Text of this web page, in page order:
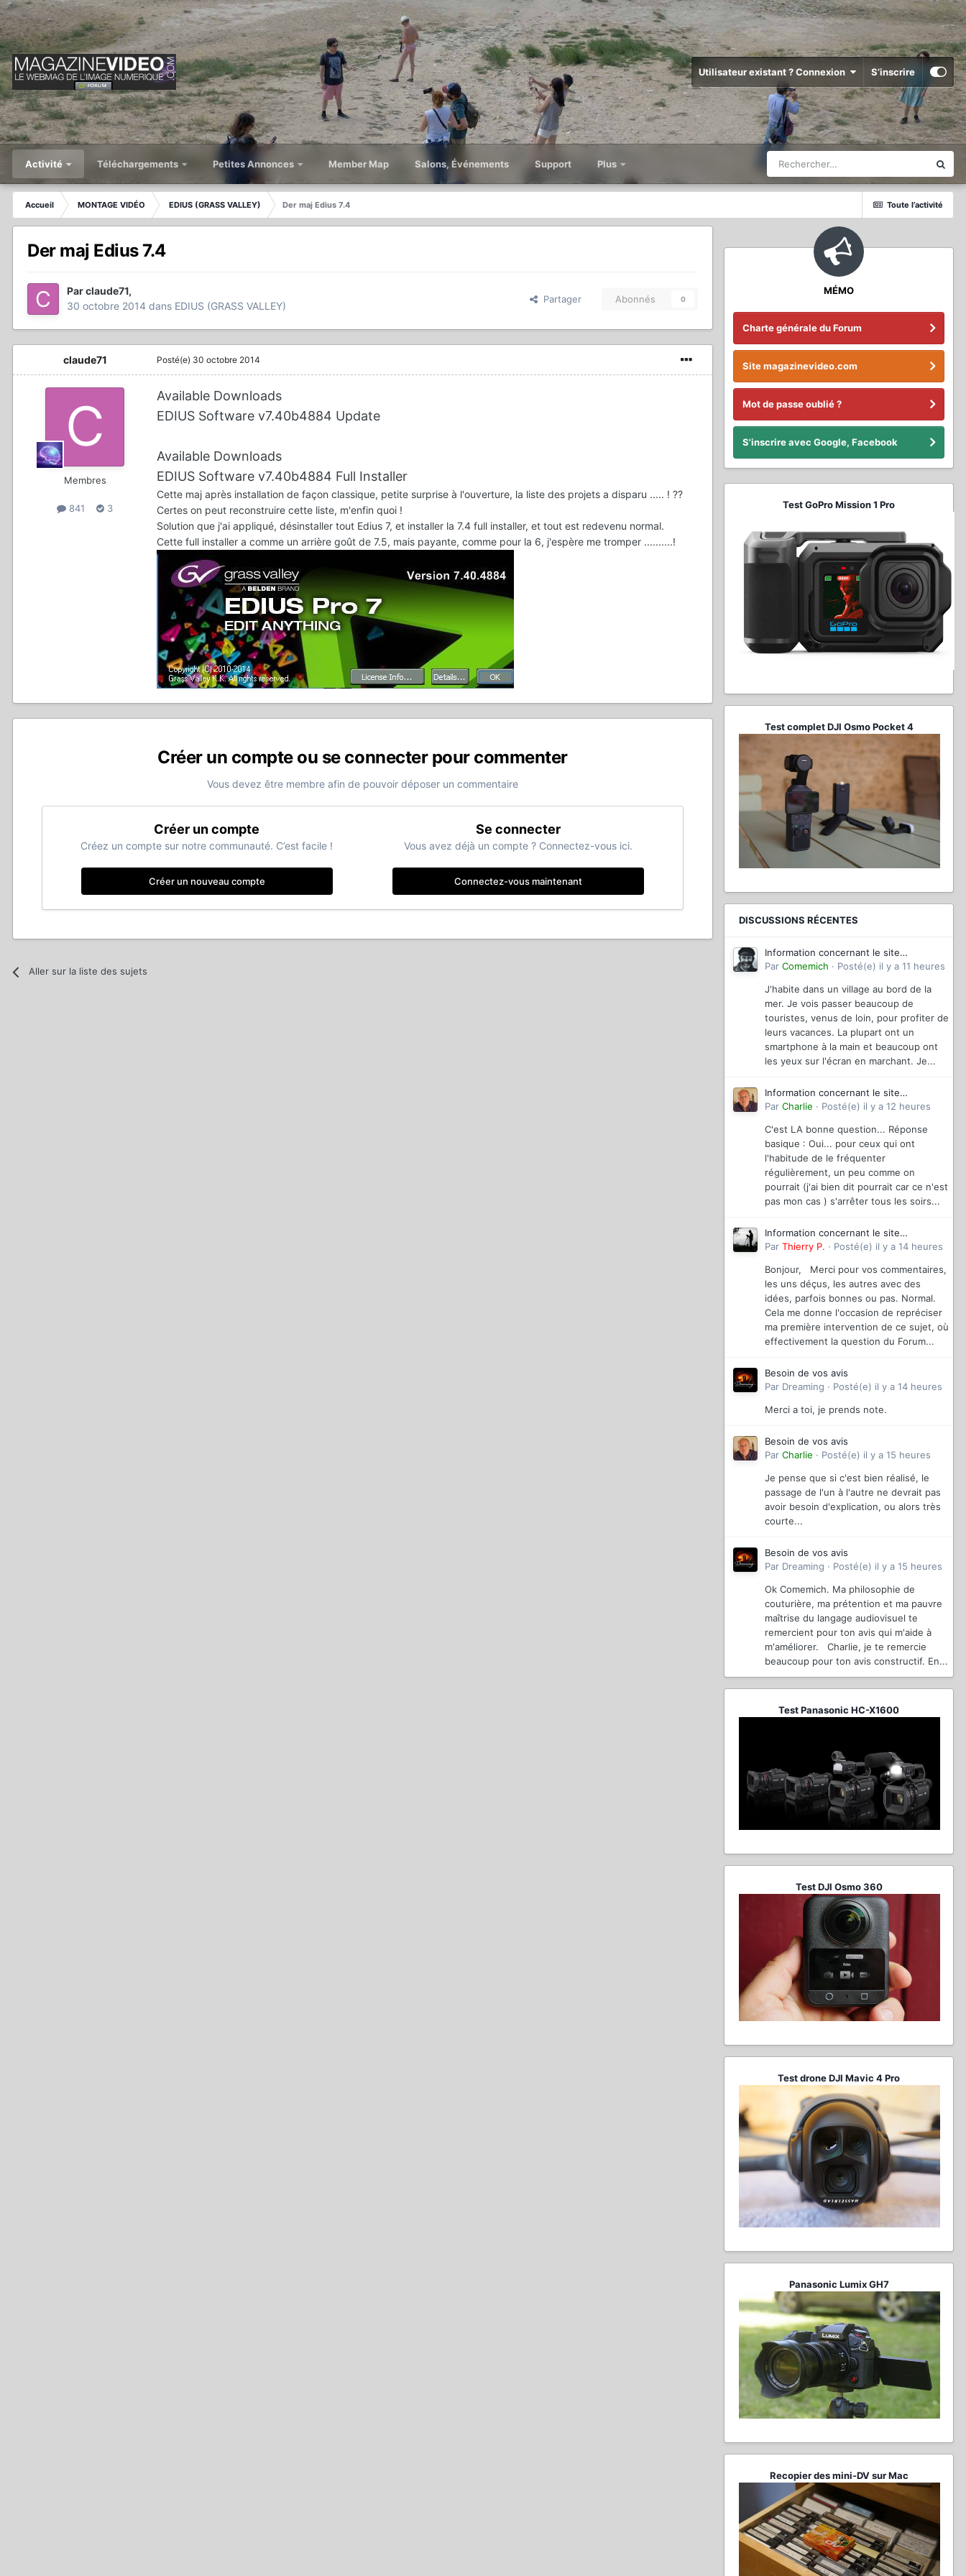
Utilisateur existant ? Connexion S’inscrire
Activité Téléchargements Petites Annonces Member Map Salons, Événements Support Plus
Toute l’activité
Accueil MONTAGE VIDÉO EDIUS (GRASS VALLEY) Der maj Edius 7.4
Der maj Edius 7.4
Parclaude71,
30 octobre 2014 dans EDIUS (GRASS VALLEY)
Partager Abonnés 0
claude71
Membres
841 3
Posté(e) 30 octobre 2014
Available Downloads
EDIUS Software v7.40b4884 Update
Available Downloads
EDIUS Software v7.40b4884 Full Installer
Cette maj après installation de façon classique, petite surprise à l'ouverture, la liste des projets a disparu ..... ! ??
Certes on peut reconstruire cette liste, m'enfin quoi !
Solution que j'ai appliqué, désinstaller tout Edius 7, et installer la 7.4 full installer, et tout est redevenu normal.
Cette full installer a comme un arrière goût de 7.5, mais payante, comme pour la 6, j'espère me tromper ..........!
Créer un compte ou se connecter pour commenter
Vous devez être membre afin de pouvoir déposer un commentaire
Créer un compte
Créez un compte sur notre communauté. C’est facile !
Créer un nouveau compte
Se connecter
Vous avez déjà un compte ? Connectez-vous ici.
Connectez-vous maintenant
Aller sur la liste des sujets
MÉMO
Charte générale du Forum
Site magazinevideo.com
Mot de passe oublié ?
S'inscrire avec Google, Facebook
Test GoPro Mission 1 Pro
Test complet DJI Osmo Pocket 4
DISCUSSIONS RÉCENTES
Information concernant le site
magazinevideo
Par Comemich · Posté(e) il y a 11 heures
J'habite dans un village au bord de la
mer. Je vois passer beaucoup de
touristes, venus de loin, pour profiter de
leurs vacances. La plupart ont un
smartphone à la main et beaucoup ont
les yeux sur l'écran en marchant. Je...
Information concernant le site
magazinevideo
Par Charlie · Posté(e) il y a 12 heures
C'est LA bonne question... Réponse
basique : Oui... pour ceux qui ont
l'habitude de le fréquenter
régulièrement, un peu comme on
pourrait (j'ai bien dit pourrait car ce n'est
pas mon cas ) s'arrêter tous les soirs...
Information concernant le site
magazinevideo
Par Thierry P. · Posté(e) il y a 14 heures
Bonjour, Merci pour vos commentaires,
les uns déçus, les autres avec des
idées, parfois bonnes ou pas. Normal.
Cela me donne l'occasion de repréciser
ma première intervention de ce sujet, où
effectivement la question du Forum...
Besoin de vos avis
Par Dreaming · Posté(e) il y a 14 heures
Merci a toi, je prends note.
Besoin de vos avis
Par Charlie · Posté(e) il y a 15 heures
Je pense que si c'est bien réalisé, le
passage de l'un à l'autre ne devrait pas
avoir besoin d'explication, ou alors très
courte...
Besoin de vos avis
Par Dreaming · Posté(e) il y a 15 heures
Ok Comemich. Ma philosophie de
couturière, ma prétention et ma pauvre
maîtrise du langage audiovisuel te
remercient pour ton avis qui m'aide à
m'améliorer. Charlie, je te remercie
beaucoup pour ton avis constructif. En...
Test Panasonic HC-X1600
Test DJI Osmo 360
Test drone DJI Mavic 4 Pro
Panasonic Lumix GH7
Recopier des mini-DV sur Mac